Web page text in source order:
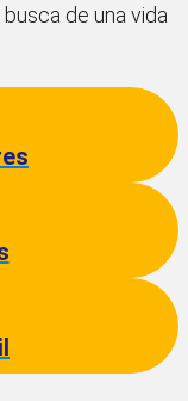
busca de una vida